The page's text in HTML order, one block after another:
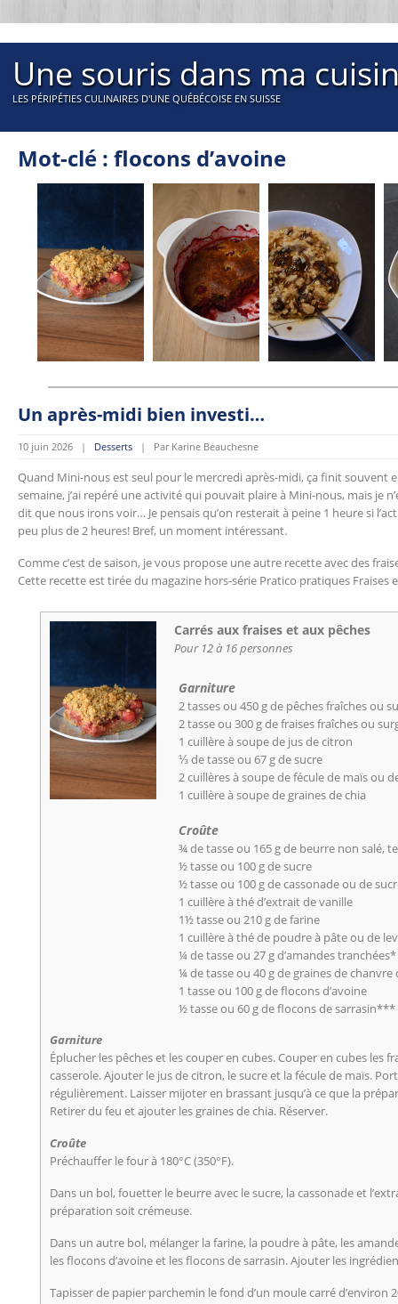
Une souris dans ma
LES PÉRIPÉTIES CULINAIRES D'UNE QUÉBÉCOISE EN SUISSE
Mot-clé : flocons d’avoine
Un après-midi bien investi…
10 juin 2026 | Desserts | Par Karine Beauchesne
Quand Mini-nous est seul pour le mercredi après-midi, ça finit souvent
semaine, j’ai repéré une activité qui pouvait plaire à Mini-nous, mais je
dit que nous irons voir… Je pensais qu’on resterait à peine 1 heure si
peu plus de 2 heures! Bref, un moment intéressant.
Comme c’est de saison, je vous propose une autre recette avec des
Cette recette est tirée du magazine hors-série Pratico pratiques Fraises
Carrés aux fraises et aux pêches
Pour 12 à 16 personnes
Garniture
2 tasses ou 450 g de pêches fraîches ou
2 tasse ou 300 g de fraises fraîches ou
1 cuillère à soupe de jus de citron
⅓ de tasse ou 67 g de sucre
2 cuillères à soupe de fécule de maïs ou
1 cuillère à soupe de graines de chia
Croûte
¾ de tasse ou 165 g de beurre non salé,
½ tasse ou 100 g de sucre
½ tasse ou 100 g de cassonade ou de
1 cuillère à thé d’extrait de vanille
1½ tasse ou 210 g de farine
1 cuillère à thé de poudre à pâte ou de
¼ de tasse ou 27 g d’amandes tranchées*
¼ de tasse ou 40 g de graines de
1 tasse ou 100 g de flocons d’avoine
½ tasse ou 60 g de flocons de sarrasin***
Garniture
Éplucher les pêches et les couper en cubes. Couper en cubes les
casserole. Ajouter le jus de citron, le sucre et la fécule de maïs.
régulièrement. Laisser mijoter en brassant jusqu’à ce que la
Retirer du feu et ajouter les graines de chia. Réserver.
Croûte
Préchauffer le four à 180°C (350°F).
Dans un bol, fouetter le beurre avec le sucre, la cassonade et
préparation soit crémeuse.
Dans un autre bol, mélanger la farine, la poudre à pâte, les
les flocons d’avoine et les flocons de sarrasin. Ajouter les
Tapisser de papier parchemin le fond d’un moule carré d’environ